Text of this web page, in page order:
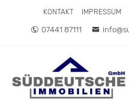
Direkt zum Inhalt springen
KONTAKT IMPRESSUM
07441 87111